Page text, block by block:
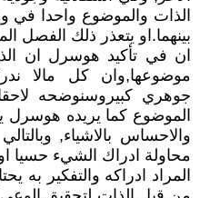
الذات والموضوع واحدا في
بينهما.او يتعذر ذلك الفصل
ان في تأكيد هوسرل ان
موضوعها,وان كل مالا
جوهري كبيروسنوضحه
الموضوع كما يريده هوسرل
والاحساس بالاشياء,
محاولة ادراك الشيء حسيا
المراد ادراكه والتفكير به